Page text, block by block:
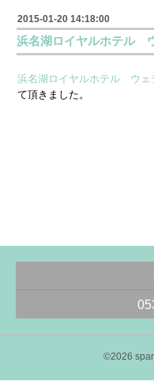
2015-01-20 14:18:00
浜名湖ロイヤルホテル
浜名湖ロイヤルホテル ウェ
て頂きました。
©2026